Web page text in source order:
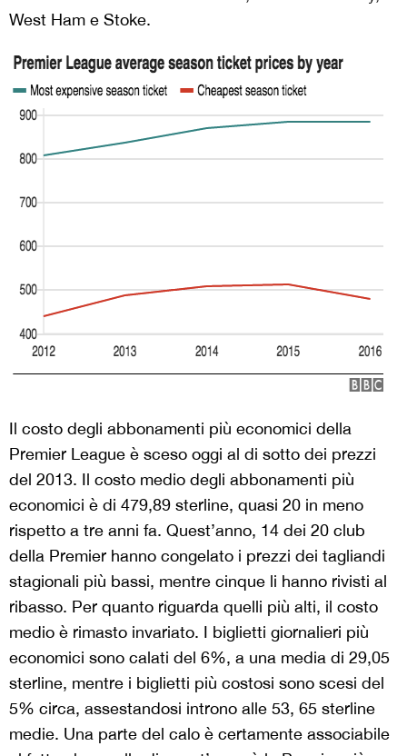
West Ham e Stoke.
Il costo degli abbonamenti più economici della
Premier League è sceso oggi al di sotto dei prezzi
del 2013. Il costo medio degli abbonamenti più
economici è di 479,89 sterline, quasi 20 in meno
rispetto a tre anni fa. Quest’anno, 14 dei 20 club
della Premier hanno congelato i prezzi dei tagliandi
stagionali più bassi, mentre cinque li hanno rivisti al
ribasso. Per quanto riguarda quelli più alti, il costo
medio è rimasto invariato. I biglietti giornalieri più
economici sono calati del 6%, a una media di 29,05
sterline, mentre i biglietti più costosi sono scesi del
5% circa, assestandosi introno alle 53, 65 sterline
medie. Una parte del calo è certamente associabile